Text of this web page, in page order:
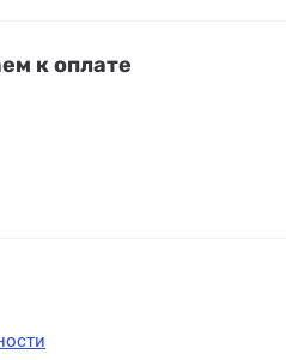
к оплате